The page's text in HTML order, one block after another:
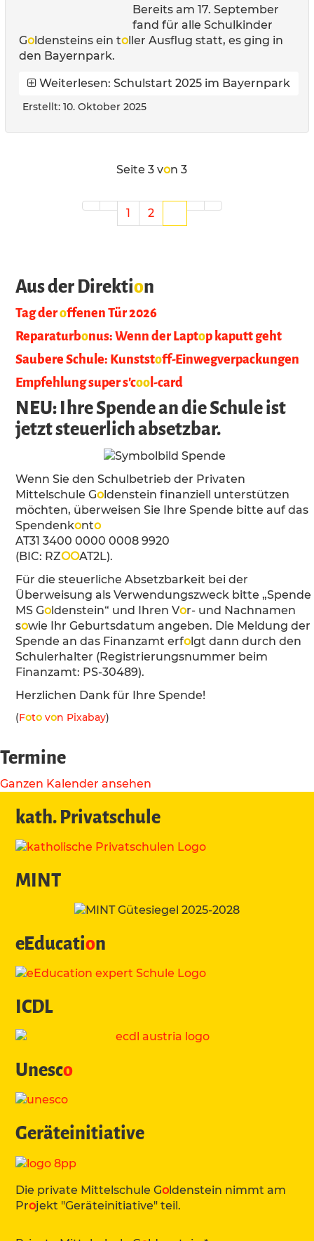
Bereits am 17. September
fand für alle Schulkinder
Goldensteins ein toller Ausflug statt, es ging in
den Bayernpark.
Weiterlesen: Schulstart 2025 im Bayernpark
Erstellt: 10. Oktober 2025
Seite 3 von 3
1 2
Aus der Direktion
Tag deroffenen Tür 2026
Reparaturbonus: Wenn der Laptop kaputt geht
Saubere Schule: Kunststoff-Einwegverpackungen
Empfehlung super s'cool-card
NEU: Ihre Spende an die Schule ist
jetzt steuerlich absetzbar.
Wenn Sie den Schulbetrieb der Privaten
Mittelschule Goldenstein finanziell unterstützen
möchten, überweisen Sie Ihre Spende bitte auf das
Spendenkonto
AT31 3400 0000 0008 9920
(BIC: RZOOAT2L).
Für die steuerliche Absetzbarkeit bei der
Überweisung als Verwendungszweck bitte „Spende
MS Goldenstein“ und Ihren Vor- und Nachnamen
sowie Ihr Geburtsdatum angeben. Die Meldung der
Spende an das Finanzamt erfolgt dann durch den
Schulerhalter (Registrierungsnummer beim
Finanzamt: PS-30489).
Herzlichen Dank für Ihre Spende!
(Foto von Pixabay)
Termine
Ganzen Kalender ansehen
kath. Privatschule
MINT
eEducation
ICDL
Unesco
Geräteinitiative
Die private Mittelschule Goldenstein nimmt am
Projekt "Geräteinitiative" teil.